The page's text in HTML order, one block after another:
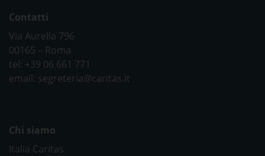
Contatti
Via Aurelia 796
00165 – Roma
tel: +39 06 661 771
email: segreteria@caritas.it
Chi siamo
Italia Caritas